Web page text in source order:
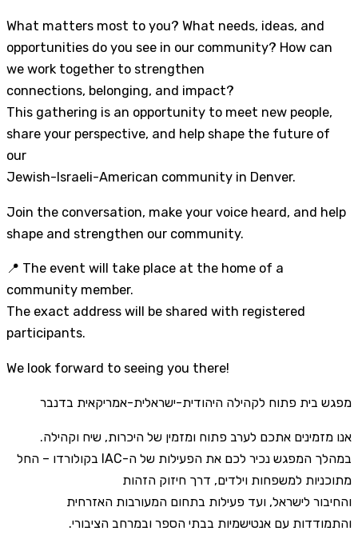
What matters most to you? What needs, ideas, and
opportunities do you see in our community? How can
we work together to strengthen
connections, belonging, and impact?
This gathering is an opportunity to meet new people,
share your perspective, and help shape the future of
our
Jewish-Israeli-American community in Denver.
Join the conversation, make your voice heard, and help
shape and strengthen our community.
📍 The event will take place at the home of a
community member.
The exact address will be shared with registered
participants.
We look forward to seeing you there!
מפגש בית פתוח לקהילה היהודית-ישראלית-אמריקאית בדנבר
אנו מזמינים אתכם לערב פתוח ומזמין של היכרות, שיח וקהילה.
במהלך המפגש נכיר לכם את הפעילות של ה-IAC בקולורדו – החל
מתוכניות למשפחות וילדים, דרך חיזוק הזהות
והחיבור לישראל, ועד פעילות בתחום המעורבות האזרחית
והתמודדות עם אנטישמיות בבתי הספר ובמרחב הציבורי.